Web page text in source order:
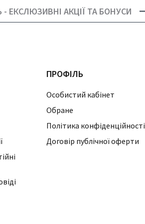
- ЕКСЛЮЗИВНІ АКЦІЇ ТА БОНУСИ
ПРОФІЛЬ
Особистий кабінет
Обране
Політика конфіденційності
Договір публічної оферти